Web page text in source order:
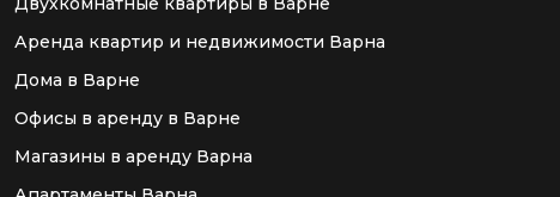
Аренда квартир и недвижимости Варна
Дома в Варне
Офисы в аренду в Варне
Магазины в аренду Варна